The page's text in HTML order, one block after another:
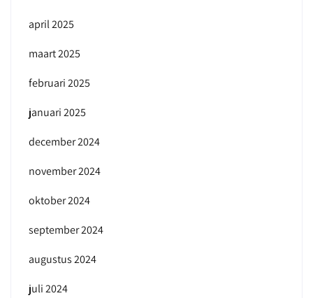
april 2025
maart 2025
februari 2025
januari 2025
december 2024
november 2024
oktober 2024
september 2024
augustus 2024
juli 2024